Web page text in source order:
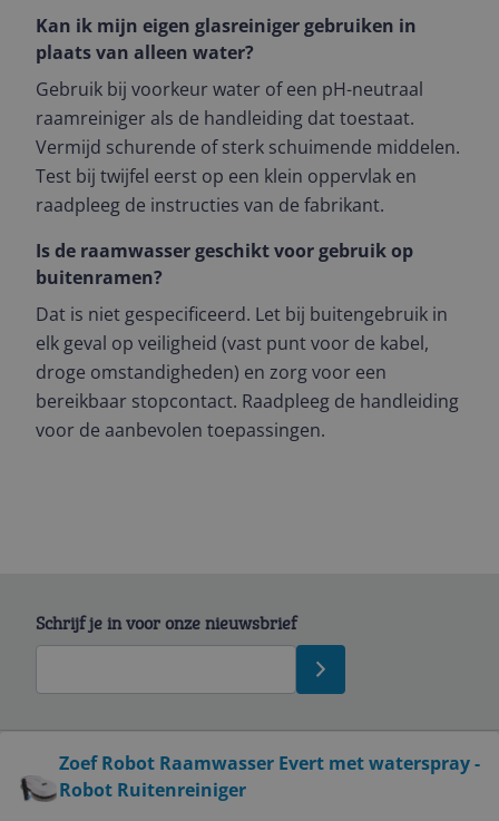
Kan ik mijn eigen glasreiniger gebruiken in
plaats van alleen water?
Gebruik bij voorkeur water of een pH-neutraal
raamreiniger als de handleiding dat toestaat.
Vermijd schurende of sterk schuimende middelen.
Test bij twijfel eerst op een klein oppervlak en
raadpleeg de instructies van de fabrikant.
Is de raamwasser geschikt voor gebruik op
buitenramen?
Dat is niet gespecificeerd. Let bij buitengebruik in
elk geval op veiligheid (vast punt voor de kabel,
droge omstandigheden) en zorg voor een
bereikbaar stopcontact. Raadpleeg de handleiding
voor de aanbevolen toepassingen.
Zoef Robot Raamwasser Evert met waterspray -
Robot Ruitenreiniger
Schrijf je in voor onze nieuwsbrief
Service